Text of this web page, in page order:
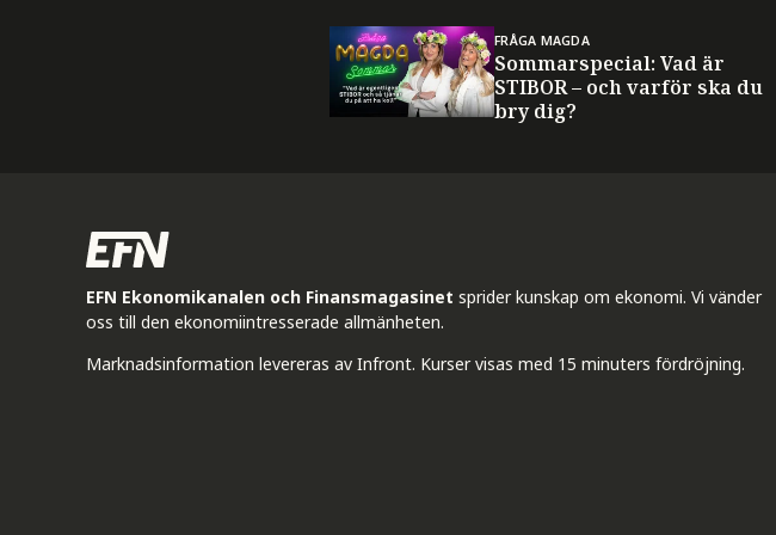
FRÅGA MAGDA
Sommarspecial: Vad är
STIBOR – och varför ska du
bry dig?
EFN Ekonomikanalen och Finansmagasinet sprider kunskap om ekonomi. Vi vänder
oss till den ekonomiintresserade allmänheten.
Marknadsinformation levereras av Infront. Kurser visas med 15 minuters fördröjning.